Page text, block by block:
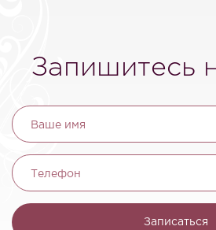
Запишитесь
Ваше имя
Телефон
Записаться